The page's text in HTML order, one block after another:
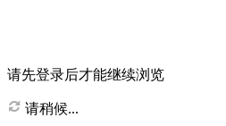
请先登录后才能继续浏览
请稍候...